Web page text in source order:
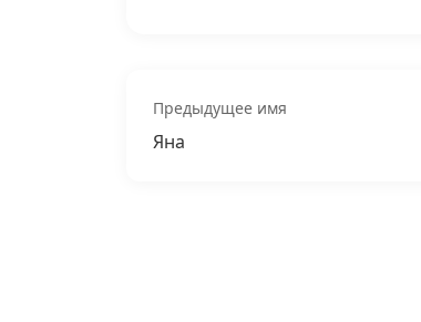
Предыдущее имя
Яна